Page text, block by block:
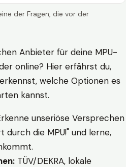
der Fragen, die vor der
Anbieter für deine MPU-
online? Hier erfährst du,
welche Optionen es
kannst.
unseriöse Versprechen
durch die MPU!" und lerne,
TÜV/DEKRA, lokale